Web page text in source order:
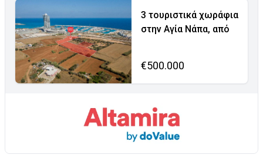
3 τουριστικά χωράφια
στην Αγία Νάπα, από
€500.000